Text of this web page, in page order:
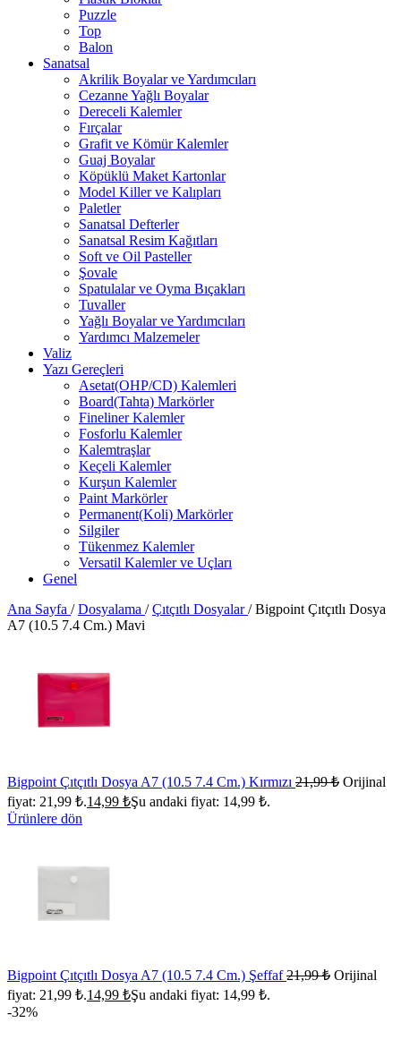
Puzzle
Top
Balon
Sanatsal
Akrilik Boyalar ve Yardımcıları
Cezanne Yağlı Boyalar
Dereceli Kalemler
Fırçalar
Grafit ve Kömür Kalemler
Guaj Boyalar
Köpüklü Maket Kartonlar
Model Killer ve Kalıpları
Paletler
Sanatsal Defterler
Sanatsal Resim Kağıtları
Soft ve Oil Pasteller
Şovale
Spatulalar ve Oyma Bıçakları
Tuvaller
Yağlı Boyalar ve Yardımcıları
Yardımcı Malzemeler
Valiz
Yazı Gereçleri
Asetat(OHP/CD) Kalemleri
Board(Tahta) Markörler
Fineliner Kalemler
Fosforlu Kalemler
Kalemtraşlar
Keçeli Kalemler
Kurşun Kalemler
Paint Markörler
Permanent(Koli) Markörler
Silgiler
Tükenmez Kalemler
Versatil Kalemler ve Uçları
Genel
Ana Sayfa / Dosyalama / Çıtçıtlı Dosyalar/ Bigpoint Çıtçıtlı Dosya
A7 (10.5 7.4 Cm.) Mavi
Bigpoint Çıtçıtlı Dosya A7 (10.5 7.4 Cm.) Kırmızı 21,99₺ Orijinal
fiyat: 21,99 ₺.14,99 ₺Şu andaki fiyat: 14,99 ₺.
Ürünlere dön
Bigpoint Çıtçıtlı Dosya A7 (10.5 7.4 Cm.) Şeffaf21,99₺ Orijinal
fiyat: 21,99 ₺.14,99 ₺Şu andaki fiyat: 14,99 ₺.
-32%